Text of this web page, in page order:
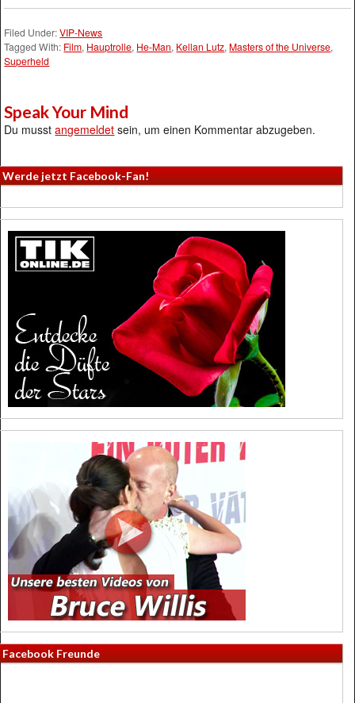
Filed Under:VIP-News
Tagged With: Film, Hauptrolle, He-Man, Kellan Lutz, Masters of the Universe,
Superheld
Speak Your Mind
Du musstangemeldet sein, um einen Kommentar abzugeben.
Werde jetzt Facebook-Fan!
Facebook Freunde